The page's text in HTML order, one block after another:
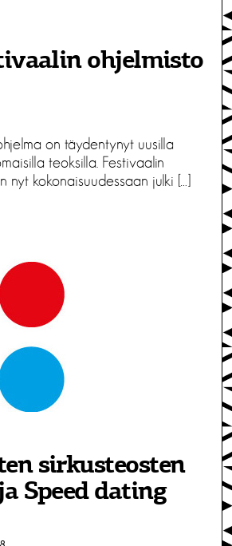
ohjelmisto
on täydentynyt uusilla
teoksilla. Festivaalin
nyt kokonaisuudessaan julki […]
sirkusteosten
Speed dating